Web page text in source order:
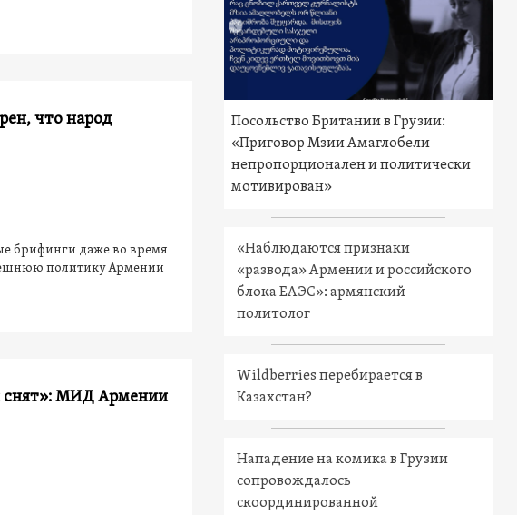
что народ
брифинги даже во время
политику Армении
снят»: МИД Армении
Посольство Британии в Грузии:
«Приговор Мзии Амаглобели
непропорционален и политически
мотивирован»
«Наблюдаются признаки
«развода» Армении и российского
блока ЕАЭС»: армянский
политолог
Wildberries перебирается в
Казахстан?
Нападение на комика в Грузии
сопровождалось
скоординированной